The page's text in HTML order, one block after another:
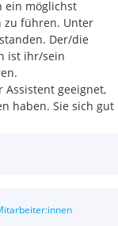
ein möglichst
zu führen. Unter
Der/die
ist ihr/sein
Assistent geeignet,
haben. Sie sich gut
Sie sich mit